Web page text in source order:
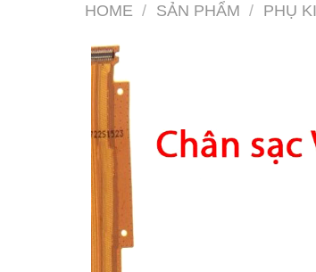
HOME / SẢN PHẨM / PHỤ